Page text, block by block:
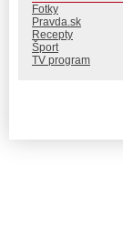
Fotky
Pravda.sk
Recepty
Šport
TV program